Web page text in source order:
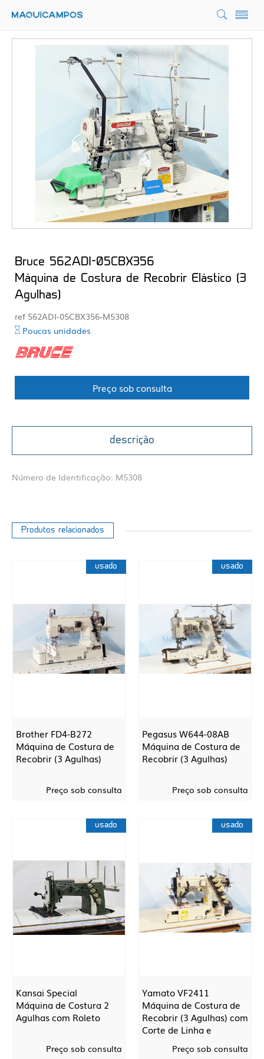
Bruce 562ADI-05CBX356
Máquina de Costura de Recobrir Elástico (3
Agulhas)
ref 562ADI-05CBX356-M5308
Poucas unidades
Preço sob consulta
descrição
Número de Identificação: M5308
Produtos relacionados
usado
Brother FD4-B272
Máquina de Costura de
Recobrir (3 Agulhas)
Preço sob consulta
usado
Pegasus W644-08AB
Máquina de Costura de
Recobrir (3 Agulhas)
Preço sob consulta
usado
Kansai Special
Máquina de Costura 2
Agulhas com Roleto
Preço sob consulta
usado
Yamato VF2411
Máquina de Costura de
Recobrir (3 Agulhas) com
Corte de Linha e
Preço sob consulta